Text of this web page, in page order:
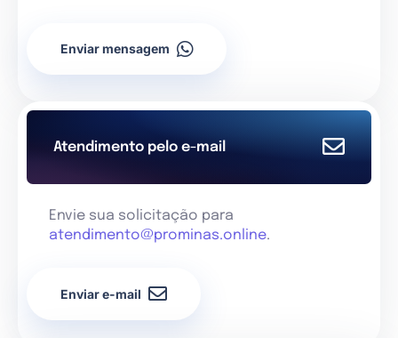
Enviar mensagem
Atendimento pelo e-mail
Envie sua solicitação para
atendimento@prominas.online.
Enviar e-mail